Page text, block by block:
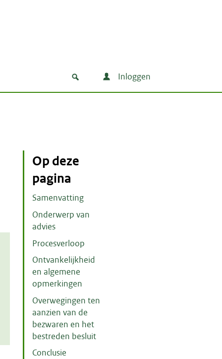
Inloggen
Op deze
pagina
Samenvatting
Onderwerp van
advies
Procesverloop
Ontvankelijkheid
en algemene
opmerkingen
Overwegingen ten
aanzien van de
bezwaren en het
bestreden besluit
Conclusie